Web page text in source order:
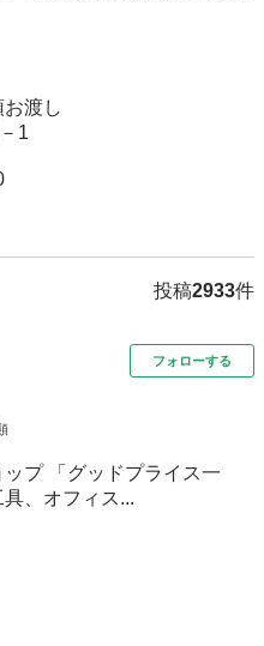
お渡し
1
投稿2933件
フォローする
プ 「グッドプライス一
、オフィス...